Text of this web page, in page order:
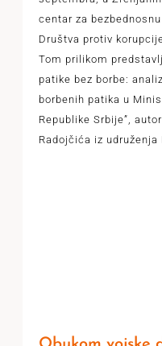
centar za
Društva protiv
Tom prilikom
patike bez borbe:
borbenih patika u
Republike Srbije”,
Radojčića iz